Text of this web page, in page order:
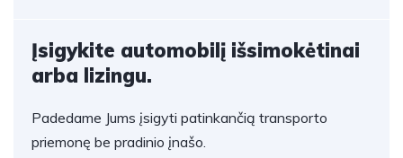
Įsigykite automobilį išsimokėtinai
arba lizingu.
Padedame Jums įsigyti patinkančią transporto
priemonę be pradinio įnašo.